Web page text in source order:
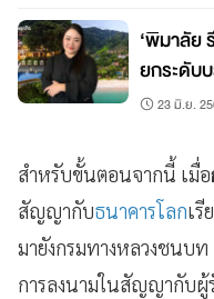
‘พิมาลัย
ยกระดับ
23 มิ.ย.
สำหรับขั้นตอนจากนี้ เมื่อ
สัญญากับธนาคารโลกเรี
มายังกรมทางหลวงชนบ
การลงนามในสัญญากับผู้